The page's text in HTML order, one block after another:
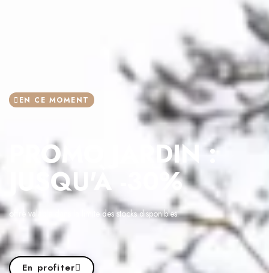
EN CE MOMENT
PROMO JARDIN :
JUSQU'À -30%
offre valable dans la limite des stocks disponibles.
En profiter